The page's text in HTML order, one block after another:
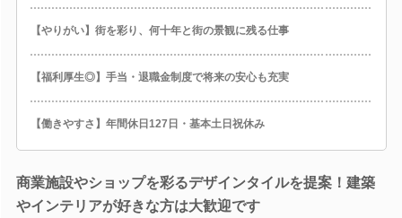
【やりがい】街を彩り、何十年と街の景観に残る仕事
【福利厚生◎】手当・退職金制度で将来の安心も充実
【働きやすさ】年間休日127日・基本土日祝休み
商業施設やショップを彩るデザインタイルを提案！建築
やインテリアが好きな方は大歓迎です